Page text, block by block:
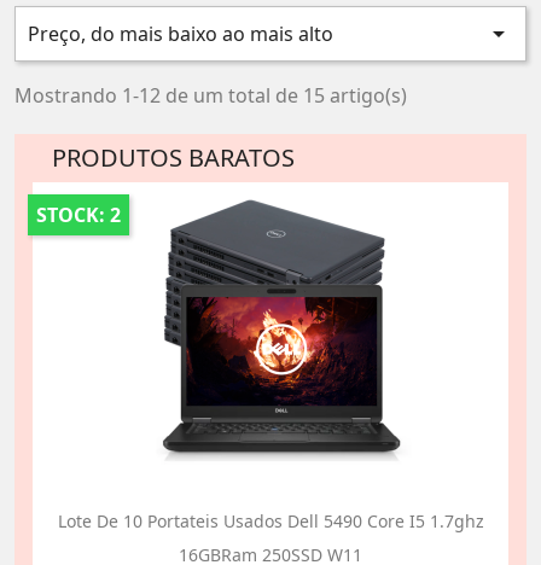
Preço, do mais baixo ao mais alto 
Mostrando 1-12 de um total de 15 artigo(s)
PRODUTOS BARATOS
STOCK: 2
Lote De 10 Portateis Usados Dell 5490 Core I5 1.7ghz
16GBRam 250SSD W11